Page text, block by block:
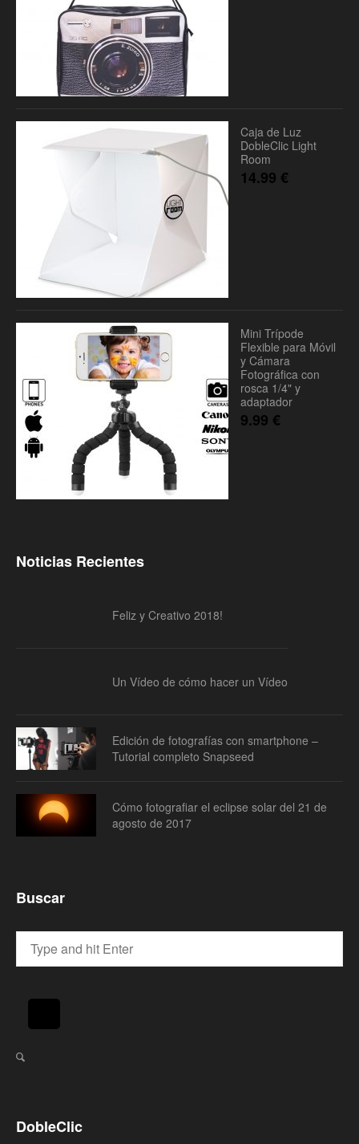
Caja de Luz
DobleClic Light
Room
14.99 €
Mini Trípode
Flexible para Móvil
y Cámara
Fotográfica con
rosca 1/4" y
adaptador
9.99 €
Noticias Recientes
Feliz y Creativo 2018!
Un Vídeo de cómo hacer un Vídeo
Edición de fotografías con smartphone –
Tutorial completo Snapseed
Cómo fotografiar el eclipse solar del 21 de
agosto de 2017
Buscar
DobleClic